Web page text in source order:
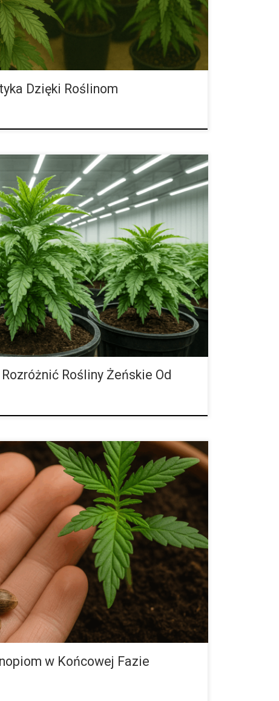
fenotypów, podstawy utrzymywania […]
Dzięki Roślinom
jak rozpoznać rośliny męskie i żeńskie Nie każdy
sprawę, że rośliny mają płcie, a odróżnienie ich od
uprawy. To właśnie rośliny żeńskie są
wytwarzają kwiaty bogate w żywicę i substancje
wyłącznie pyłek i mogą obniżyć jakość plonów
jak rozpoznać płeć roślin, pozwala na
Rośliny Żeńskie Od
Fazie Kwitnienia, aby Uzyskać Większe,
Końcowe tygodnie kwitnienia to moment, w którym
spektakularne efekty lub… zostać częściowo
rośliny przestają inwestować energię w rozbudowę
kierują w rozwój kwiatów. To właśnie wtedy tworzą się
terpenów i flawonoidów, które odpowiadają za
w Końcowej Fazie